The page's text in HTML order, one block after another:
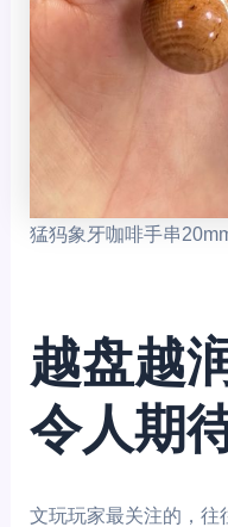
猛犸象牙咖啡手串
越盘越
令人期
文玩玩家最关注的，往